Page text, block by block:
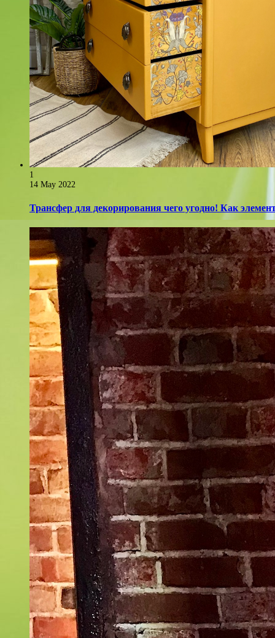
1
14 May 2022
Трансфер для декорирования чего угодно! Как